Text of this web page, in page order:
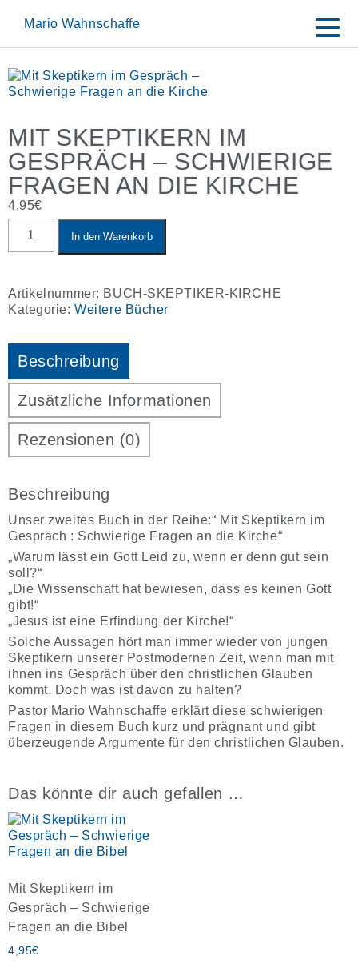
Mario Wahnschaffe
MIT SKEPTIKERN IM
GESPRÄCH – SCHWIERIGE
FRAGEN AN DIE KIRCHE
4,95€
Skeptikern
–
Schwierige
die
Kirche
Menge
In den Warenkorb
Artikelnummer: BUCH-SKEPTIKER-KIRCHE
Kategorie:Weitere Bücher
Beschreibung
Zusätzliche Informationen
Rezensionen (0)
Beschreibung
Unser zweites Buch in der Reihe:“ Mit Skeptikern im
Gespräch : Schwierige Fragen an die Kirche“
„Warum lässt ein Gott Leid zu, wenn er denn gut sein
soll?“
„Die Wissenschaft hat bewiesen, dass es keinen Gott
gibt!“
„Jesus ist eine Erfindung der Kirche!“
Solche Aussagen hört man immer wieder von jungen
Skeptikern unserer Postmodernen Zeit, wenn man mit
ihnen ins Gespräch über den christlichen Glauben
kommt. Doch was ist davon zu halten?
Pastor Mario Wahnschaffe erklärt diese schwierigen
Fragen in diesem Buch kurz und prägnant und gibt
überzeugende Argumente für den christlichen Glauben.
Das könnte dir auch gefallen …
Mit Skeptikern im
Gespräch – Schwierige
Fragen an die Bibel
4,95€